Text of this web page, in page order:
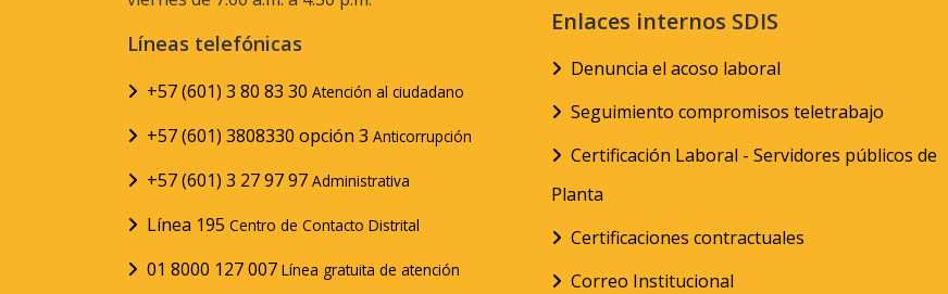
Líneas telefónicas
+57 (601) 3 80 83 30 Atención al ciudadano
+57 (601) 3808330 opción 3 Anticorrupción
+57 (601) 3 27 97 97 Administrativa
Línea 195 Centro de Contacto Distrital
01 8000 127 007 Línea gratuita de atención
Enlaces internos SDIS
Denuncia el acoso laboral
Seguimiento compromisos teletrabajo
Certificación Laboral - Servidores públicos de
Planta
Certificaciones contractuales
Correo Institucional